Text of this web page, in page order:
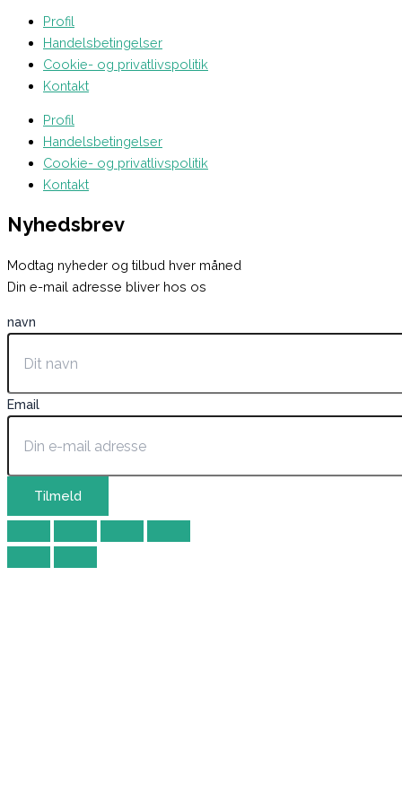
Profil
Handelsbetingelser
Cookie- og privatlivspolitik
Kontakt
Profil
Handelsbetingelser
Cookie- og privatlivspolitik
Kontakt
Nyhedsbrev
Modtag nyheder og tilbud hver måned
Din e-mail adresse bliver hos os
navn
Email
Tilmeld